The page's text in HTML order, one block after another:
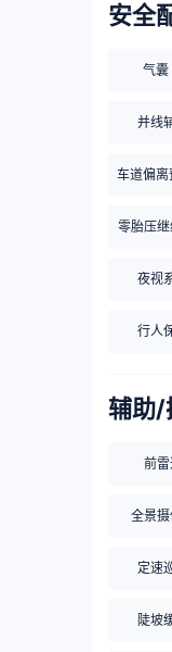
安全
气囊
并线
车道偏
零胎压
夜视
行人
辅助/
前
全景
定速
陡坡